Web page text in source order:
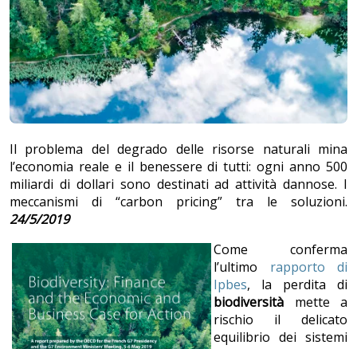
Il problema del degrado delle risorse naturali mina
l’economia reale e il benessere di tutti: ogni anno 500
miliardi di dollari sono destinati ad attività dannose. I
meccanismi di “carbon pricing” tra le soluzioni.
24/5/2019
Come conferma
l’ultimo rapporto di
Ipbes, la perdita di
biodiversità mette a
rischio il delicato
equilibrio dei sistemi